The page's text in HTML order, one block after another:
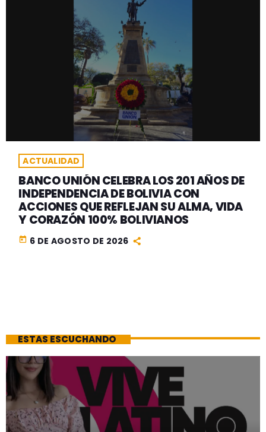
ACTUALIDAD
BANCO UNIÓN CELEBRA LOS 201 AÑOS DE
INDEPENDENCIA DE BOLIVIA CON
ACCIONES QUE REFLEJAN SU ALMA, VIDA
Y CORAZÓN 100% BOLIVIANOS
today 6 DE AGOSTO DE 2026
ESTAS ESCUCHANDO